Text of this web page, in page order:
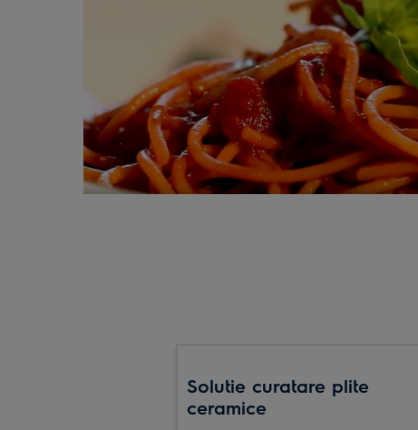
Solutie curatare plite
ceramice